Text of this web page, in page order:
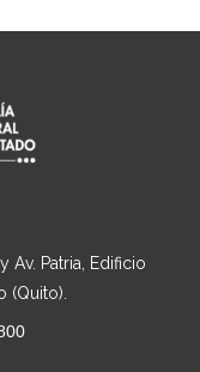
Av. Patria, Edificio
(Quito).